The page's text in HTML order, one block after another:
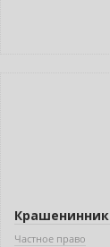
Частное право